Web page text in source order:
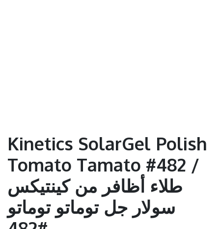
Kinetics SolarGel Polish
Tomato Tamato #482 /
طلاء أظافر من كينتيكس
سولار جل توماتو توماتو